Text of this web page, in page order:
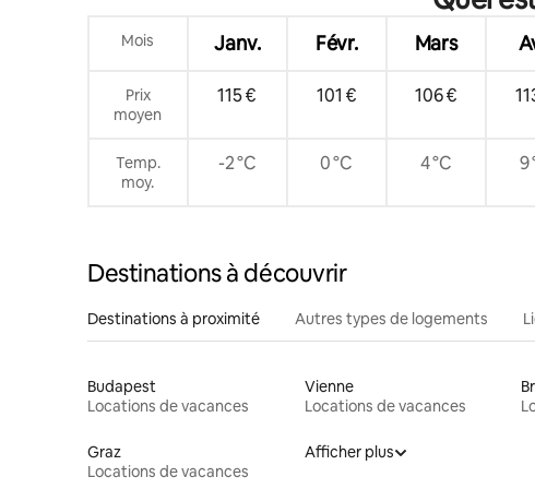
Mois Janv. Févr. Mars
Prix
moyen
115 € 101 € 106 €
Temp.
moy.
-2 °C 0 °C 4 °C 9
Destinations à découvrir
Destinations à proximité Autres types de logements
Budapest
Locations de vacances
Vienne
Locations de vacances
Graz
Locations de vacances
Afficher plus